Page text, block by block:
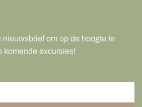
om op de hoogte te
komende excursies!